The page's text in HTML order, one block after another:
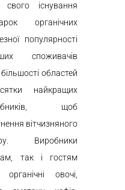
існування
органічних
популярності
споживачів
областей
найкращих
щоб
вітчизняного
Виробники
так і гостям
органічні овочі,